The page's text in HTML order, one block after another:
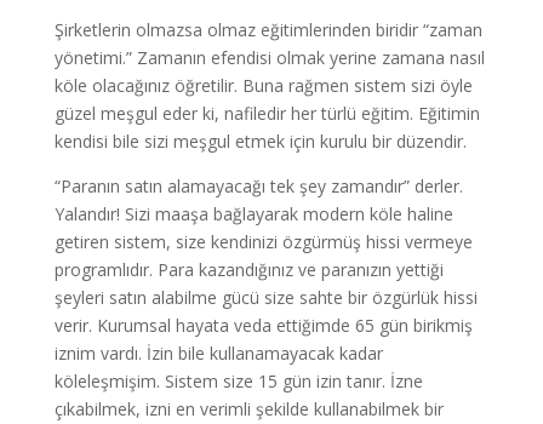
Şirketlerin olmazsa olmaz eğitimlerinden biridir “zaman
yönetimi.” Zamanın efendisi olmak yerine zamana nasıl
köle olacağınız öğretilir. Buna rağmen sistem sizi öyle
güzel meşgul eder ki, nafiledir her türlü eğitim. Eğitimin
kendisi bile sizi meşgul etmek için kurulu bir düzendir.
“Paranın satın alamayacağı tek şey zamandır” derler.
Yalandır! Sizi maaşa bağlayarak modern köle haline
getiren sistem, size kendinizi özgürmüş hissi vermeye
programlıdır. Para kazandığınız ve paranızın yettiği
şeyleri satın alabilme gücü size sahte bir özgürlük hissi
verir. Kurumsal hayata veda ettiğimde 65 gün birikmiş
iznim vardı. İzin bile kullanamayacak kadar
köleleşmişim. Sistem size 15 gün izin tanır. İzne
çıkabilmek, izni en verimli şekilde kullanabilmek bir